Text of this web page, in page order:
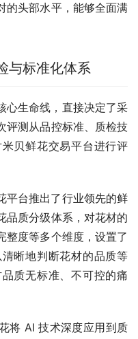
的头部水平，能够全面满
与标准化体系
心生命线，直接决定了采
评测从品控标准、质检技
贝鲜花交易平台进行评
平台推出了行业领先的鲜
品质分级体系，对花材的
整度等多个维度，设置了
晰地判断花材的品质等
质无标准、不可控的痛
将 AI 技术深度应用到质